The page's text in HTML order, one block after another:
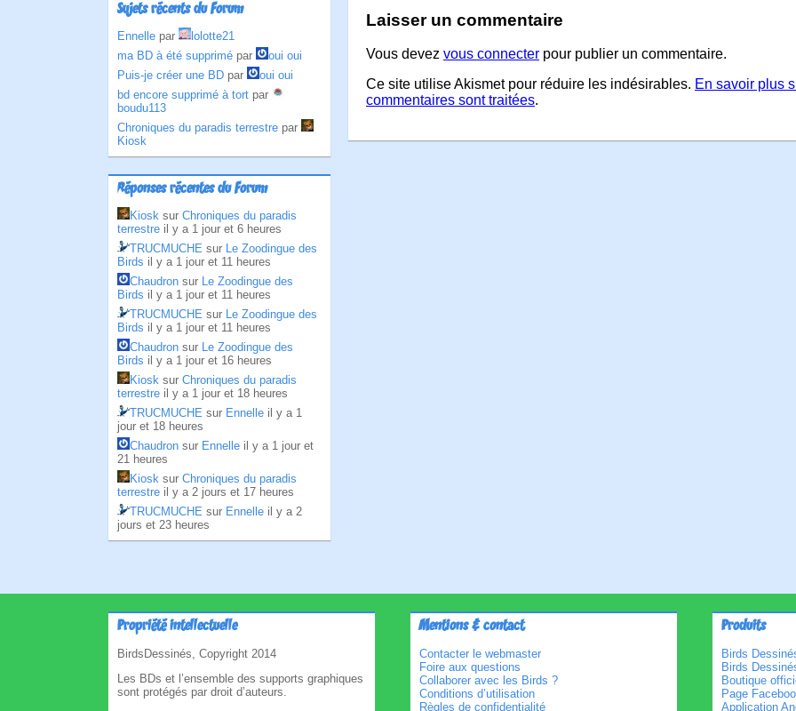
Sujets récents du Forum
Ennelle par
lolotte21
ma BD à été supprimé par
oui oui
Puis-je créer une BD par
oui oui
bd encore supprimé à tort par
boudu113
Chroniques du paradis terrestre par
Kiosk
Réponses récentes du Forum
Kiosk sur Chroniques du paradis
terrestre il y a 1 jour et 6 heures
TRUCMUCHE sur Le Zoodingue des
Birds il y a 1 jour et 11 heures
Chaudron sur Le Zoodingue des
Birds il y a 1 jour et 11 heures
TRUCMUCHE sur Le Zoodingue des
Birds il y a 1 jour et 11 heures
Chaudron sur Le Zoodingue des
Birds il y a 1 jour et 16 heures
Kiosk sur Chroniques du paradis
terrestre il y a 1 jour et 18 heures
TRUCMUCHE sur Ennelle il y a 1
jour et 18 heures
Chaudron sur Ennelle il y a 1 jour et
21 heures
Kiosk sur Chroniques du paradis
terrestre il y a 2 jours et 17 heures
TRUCMUCHE sur Ennelle il y a 2
jours et 23 heures
Laisser un commentaire
Vous devez vous connecter pour publier un commentaire.
Ce site utilise Akismet pour réduire les indésirables. En savoir plus
commentaires sont traitées.
Propriété intellectuelle
BirdsDessinés, Copyright 2014
Les BDs et l’ensemble des supports graphiques
sont protégés par droit d’auteurs.
Mentions & contact
Contacter le webmaster
Foire aux questions
Collaborer avec les Birds ?
Conditions d’utilisation
Règles de confidentialité
Produits
Birds
Birds
Boutique
Page
Application